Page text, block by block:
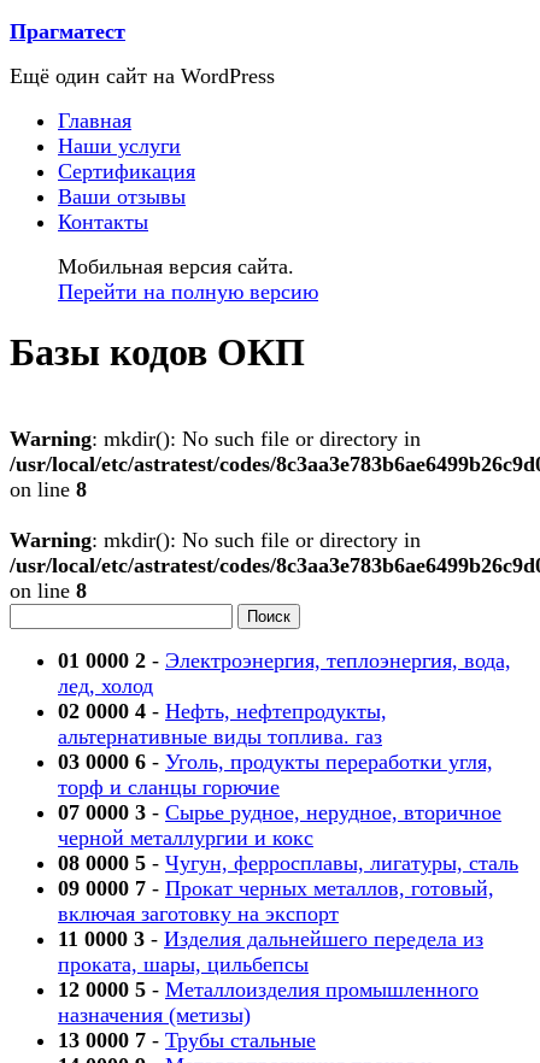
Прагматест
Ещё один сайт на WordPress
Главная
Наши услуги
Сертификация
Ваши отзывы
Контакты
Мобильная версия сайта.
Перейти на полную версию
Базы кодов ОКП
Warning: mkdir(): No such file or directory in
/usr/local/etc/astratest/codes/
on line 8
Warning: mkdir(): No such file or directory in
/usr/local/etc/astratest/codes/
on line 8
01 0000 2 - Электроэнергия, теплоэнергия, вода,
лед, холод
02 0000 4 - Нефть, нефтепродукты,
альтернативные виды топлива. газ
03 0000 6 - Уголь, продукты переработки угля,
торф и сланцы горючие
07 0000 3 - Сырье рудное, нерудное, вторичное
черной металлургии и кокс
08 0000 5 - Чугун, ферросплавы, лигатуры, сталь
09 0000 7 - Прокат черных металлов, готовый,
включая заготовку на экспорт
11 0000 3 - Изделия дальнейшего передела из
проката, шары, цильбепсы
12 0000 5 - Металлоизделия промышленного
назначения (метизы)
13 0000 7 - Трубы стальные